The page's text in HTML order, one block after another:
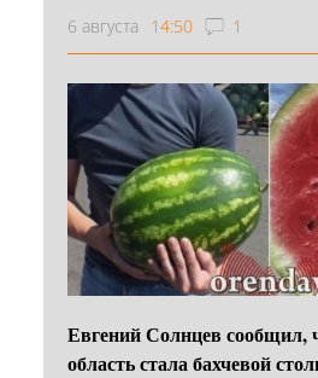
6 августа 14:50 1
Евгений Солнцев сообщил,
область стала бахчевой